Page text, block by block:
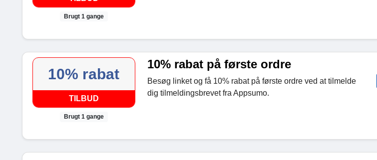
Brugt 1 gange
10% rabat
TILBUD
Brugt 1 gange
10% rabat på første ordre
Besøg linket og få 10% rabat på første ordre ved at tilmelde
dig tilmeldingsbrevet fra Appsumo.